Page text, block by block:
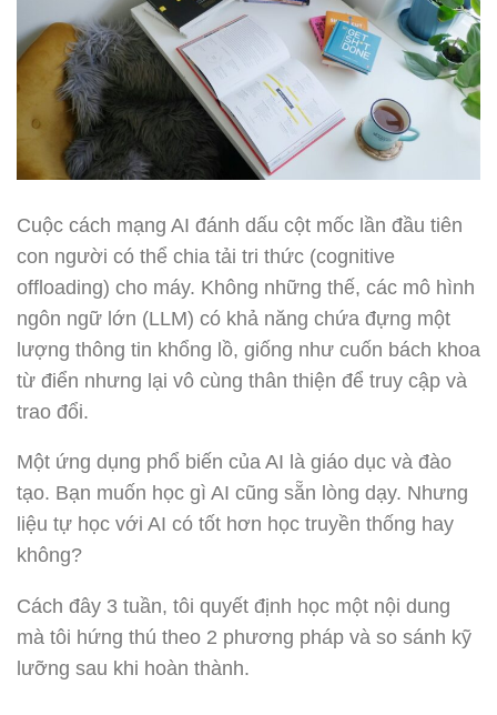
Cuộc cách mạng AI đánh dấu cột mốc lần đầu tiên
con người có thể chia tải tri thức (cognitive
offloading) cho máy. Không những thế, các mô hình
ngôn ngữ lớn (LLM) có khả năng chứa đựng một
lượng thông tin khổng lồ, giống như cuốn bách khoa
từ điển nhưng lại vô cùng thân thiện để truy cập và
trao đổi.
Một ứng dụng phổ biến của AI là giáo dục và đào
tạo. Bạn muốn học gì AI cũng sẵn lòng dạy. Nhưng
liệu tự học với AI có tốt hơn học truyền thống hay
không?
Cách đây 3 tuần, tôi quyết định học một nội dung
mà tôi hứng thú theo 2 phương pháp và so sánh kỹ
lưỡng sau khi hoàn thành.